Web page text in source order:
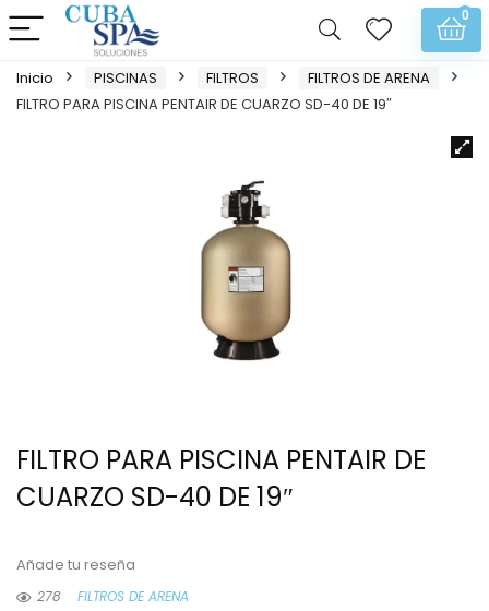
0
Inicio PISCINAS FILTROS
FILTROS DE ARENA
FILTRO PARA PISCINA PENTAIR DE CUARZO SD-40 DE 19″
FILTRO PARA PISCINA PENTAIR DE
CUARZO SD-40 DE 19″
Añade tu reseña
278
FILTROS DE ARENA